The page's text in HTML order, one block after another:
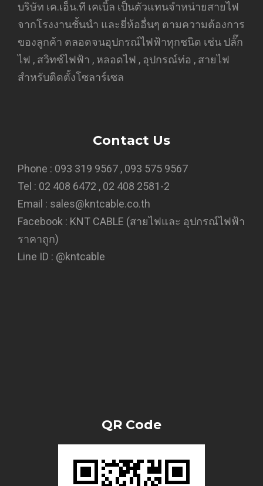
บริษัท เค.เอ็น.ที เคเบิ้ล เป็นตัวแทนจำหน่ายสายไฟ
จากโรงงานชั้นนำ และยี่ห้ออื่นๆ ตามความต้องการ
ของลูกค้า ตลอดจนอุปกรณ์ไฟฟ้าทุกชนิด เช่น ปลั๊ก
ไฟ , สวิทซ์ไฟฟ้า , หลอดไฟ , อุปกรณ์ท่อ , สายไฟ
สำหรับติดตั้งโซลาร์เซล
Contact Us
Phone : 093 319 9567 , 093 575 9567
Tel : 02 408 6472 , 02 408 2581-2
Email : sales@kntcable.co.th
Facebook : KNT CABLE (สายไฟและ อุปกรณ์ไฟฟ้า
ราคาถูก)
Line ID : @kntcable
QR Code